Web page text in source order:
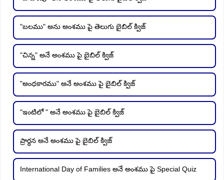
"బలము" అను అంశము పై తెలుగు బైబిల్ క్విజ్
"చిన్న" అనే అంశము పై బైబిల్ క్విజ్
"అంధకారము" అనే అంశము పై బైబిల్ క్విజ్
"ఇంటిలో " అనే అంశము పై బైబిల్ క్విజ్
ప్రార్ధన అనే అంశము పై బైబిల్ క్విజ్
International Day of Families అనే అంశము పై Special Quiz